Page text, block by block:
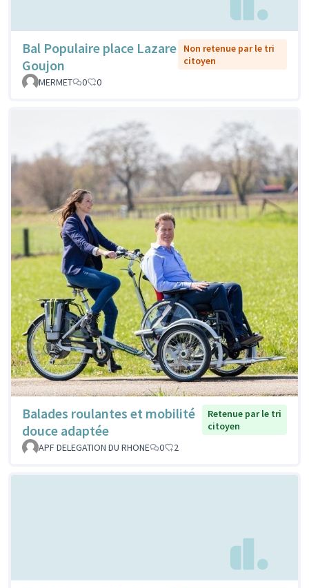
Bal Populaire place Lazare
Goujon
Non retenue par le tri
citoyen
MERMET
0 0
Balades roulantes et mobilité
douce adaptée
Retenue par le tri
citoyen
APF DELEGATION DU RHONE
0 2